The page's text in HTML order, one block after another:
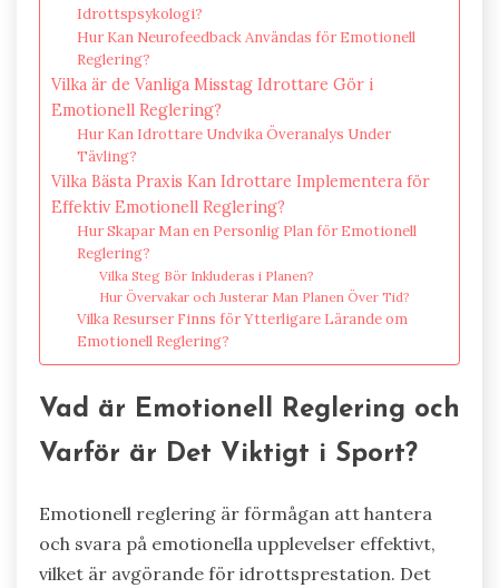
Idrottspsykologi?
Hur Kan Neurofeedback Användas för Emotionell
Reglering?
Vilka är de Vanliga Misstag Idrottare Gör i
Emotionell Reglering?
Hur Kan Idrottare Undvika Överanalys Under
Tävling?
Vilka Bästa Praxis Kan Idrottare Implementera för
Effektiv Emotionell Reglering?
Hur Skapar Man en Personlig Plan för Emotionell
Reglering?
Vilka Steg Bör Inkluderas i Planen?
Hur Övervakar och Justerar Man Planen Över Tid?
Vilka Resurser Finns för Ytterligare Lärande om
Emotionell Reglering?
Vad är Emotionell Reglering och
Varför är Det Viktigt i Sport?
Emotionell reglering är förmågan att hantera
och svara på emotionella upplevelser effektivt,
vilket är avgörande för idrottsprestation. Det